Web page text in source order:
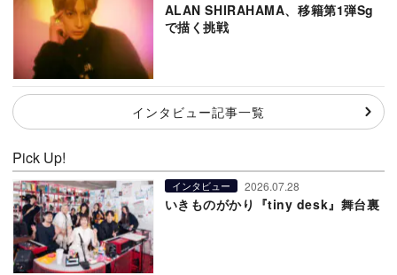
ALAN SHIRAHAMA、移籍第1弾Sg
で描く挑戦
インタビュー記事一覧
Pick Up!
インタビュー 2026.07.28
いきものがかり『tiny desk』舞台裏